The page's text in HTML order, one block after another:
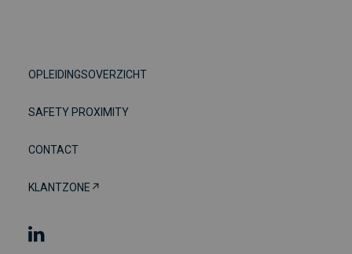
OPLEIDINGSOVERZICHT
SAFETY PROXIMITY
CONTACT
KLANTZONE↗︎